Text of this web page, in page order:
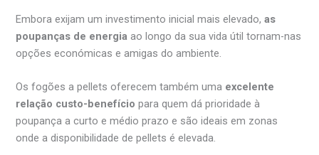
Embora exijam um investimento inicial mais elevado,as
poupanças de energia ao longo da sua vida útil tornam-nas
opções económicas e amigas do ambiente.
Os fogões a pellets oferecem também uma excelente
relação custo-benefício para quem dá prioridade à
poupança a curto e médio prazo e são ideais em zonas
onde a disponibilidade de pellets é elevada.